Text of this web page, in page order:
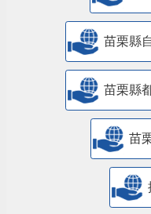
苗栗縣
苗栗縣
苗